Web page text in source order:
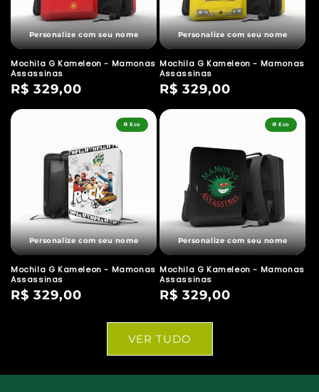
Personalize com seu nome
Mochila G Kameleon - Mamonas
Assassinas
Preço
R$ 329,00
Personalize com seu nome
Mochila G Kameleon - Mamonas
Assassinas
Preço
R$ 329,00
♻️ Eco
Personalize com seu nome
Mochila G Kameleon - Mamonas
Assassinas
Preço
R$ 329,00
♻️ Eco
Personalize com seu nome
Mochila G Kameleon - Mamonas
Assassinas
Preço
R$ 329,00
VER TUDO